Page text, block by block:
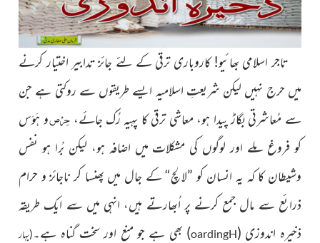
تاجر اسلامی بھائیو! کاروباری ترقی کے لئے جائز تدابیر اختیار کرنے
میں حرج نہیں لیکن شریعتِ اسلامیہ ایسے طریقوں سے روکتی ہے جن
سے مُعاشرتی بگاڑ پیدا ہو، معاشی ترقی کا پہیہ رُک جائے، حِرْصو ہَوَس
کو فروغ ملے اور لوگوں کی مشکلات میں اضافہ ہو، لیکن بُرا ہو نفس
وشیطان کا کہ یہ انسان کو ”لالچ“ کے جال میں پھنسا کر ناجائز و حرام
ذرائع سے مال جمع کرنے پر اُبھارتے ہیں، انہی میں سے ایک طریقہ
ذخیرہ اندوزی (
H
oarding
) بھی ہے جو منع اور سخت گناہ ہے۔(بہار